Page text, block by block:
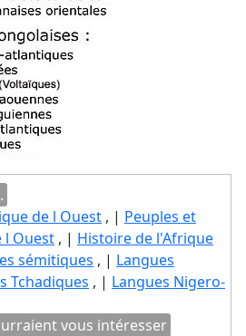
de l Ouest , | Peuples et
l Ouest , | Histoire de l'Afrique
sémitiques , | Langues
Tchadiques , | Langues Nigero-
vous intéresser